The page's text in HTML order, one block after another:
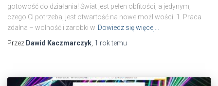
gotowość do działania! Świat jest pełen obfitości, a jedynym,
czego Ci potrzeba, jest otwartość na nowe możliwości. 1. Praca
zdalna – wolność i zarobki w Dowiedz się więcej…
Przez Dawid Kaczmarczyk 1 roktemu